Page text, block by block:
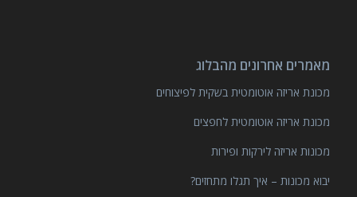
מאמרים אחרונים מהבלוג
מכונת אריזה אוטומטית בשקית לפיצוחים
מכונת אריזה אוטומטית לחפצים
מכונות אריזה לירקות ופירות
יבוא מכונות – איך תגלו מתחזים?